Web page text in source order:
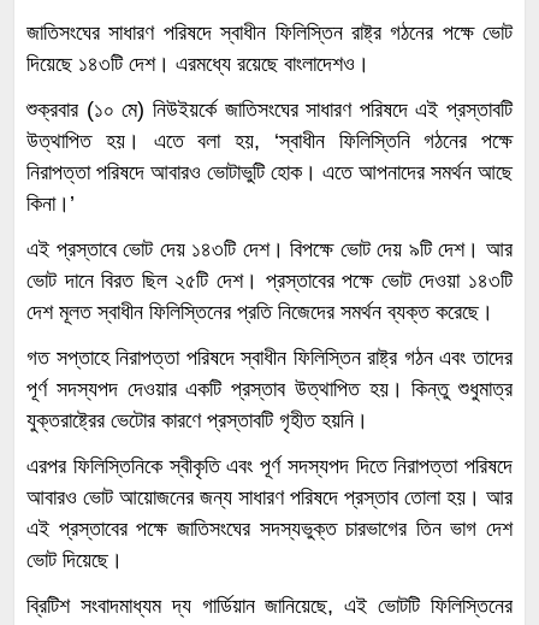
জাতিসংঘের সাধারণ পরিষদে স্বাধীন ফিলিস্তিন রাষ্ট্র গঠনের পক্ষে ভোট
দিয়েছে ১৪৩টি দেশ। এরমধ্যে রয়েছে বাংলাদেশও।
শুক্রবার (১০ মে) নিউইয়র্কে জাতিসংঘের সাধারণ পরিষদে এই প্রস্তাবটি
উত্থাপিত হয়। এতে বলা হয়, ‘স্বাধীন ফিলিস্তিনি গঠনের পক্ষে
নিরাপত্তা পরিষদে আবারও ভোটাভুটি হোক। এতে আপনাদের সমর্থন আছে
কিনা।’
এই প্রস্তাবে ভোট দেয় ১৪৩টি দেশ। বিপক্ষে ভোট দেয় ৯টি দেশ। আর
ভোট দানে বিরত ছিল ২৫টি দেশ। প্রস্তাবের পক্ষে ভোট দেওয়া ১৪৩টি
দেশ মূলত স্বাধীন ফিলিস্তিনের প্রতি নিজেদের সমর্থন ব্যক্ত করেছে।
গত সপ্তাহে নিরাপত্তা পরিষদে স্বাধীন ফিলিস্তিন রাষ্ট্র গঠন এবং তাদের
পূর্ণ সদস্যপদ দেওয়ার একটি প্রস্তাব উত্থাপিত হয়। কিন্তু শুধুমাত্র
যুক্তরাষ্ট্রের ভেটোর কারণে প্রস্তাবটি গৃহীত হয়নি।
এরপর ফিলিস্তিনিকে স্বীকৃতি এবং পূর্ণ সদস্যপদ দিতে নিরাপত্তা পরিষদে
আবারও ভোট আয়োজনের জন্য সাধারণ পরিষদে প্রস্তাব তোলা হয়। আর
এই প্রস্তাবের পক্ষে জাতিসংঘের সদস্যভুক্ত চারভাগের তিন ভাগ দেশ
ভোট দিয়েছে।
ব্রিটিশ সংবাদমাধ্যম দ্য গার্ডিয়ান জানিয়েছে, এই ভোটটি ফিলিস্তিনের